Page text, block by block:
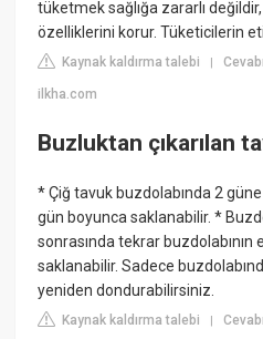
tüketmek sağlığa zararlı
özelliklerini korur. Tüketicilerin
Kaynak kaldırma talebi |
ilkha.com
Buzluktan çıkarılan
* Çiğ tavuk buzdolabında 2
gün boyunca saklanabilir. *
sonrasında tekrar buzdolabının
saklanabilir. Sadece
yeniden dondurabilirsiniz.
Kaynak kaldırma talebi |